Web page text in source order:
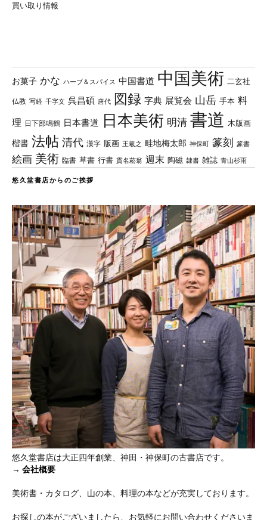
買い取り情報
お菓子 かな ハーブ＆スパイス 中国書道 中国美術 二玄社
仏教 写経 千字文 呉昌碩 唐代 図録 字典 展覧会 山岳 手本 料
理 日下部鳴鶴 日本書道 日本美術 明清 書道 木版画
楷書 法帖 清代 漢字 版画 王羲之 畦地梅太郎 神保町 篆刻 篆書
絵画 美術 臨書 草書 行書 貫名菘翁 週末 陶磁 隷書 雑誌 青山杉雨
悠久堂書店からのご挨拶
悠久堂書店は大正四年創業、神田・神保町の古書店です。
→ 会社概要
美術書・カタログ、山の本、料理の本などが充実しております。
お探しの本がございましたら、お気軽にお問い合わせくださいま